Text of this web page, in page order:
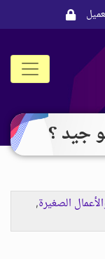
جيد ؟
الصغيرة,